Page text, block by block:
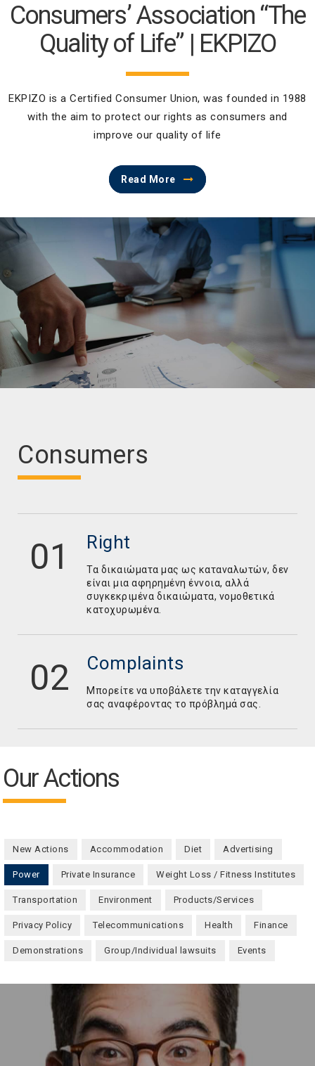
Consumers’ Association “The
Quality of Life” | EKPIZO
EKPIZO is a Certified Consumer Union, was founded in 1988
with the aim to protect our rights as consumers and
improve our quality of life
Read More
Consumers
Right
Τα δικαιώματα μας ως καταναλωτών, δεν
είναι μια αφηρημένη έννοια, αλλά
συγκεκριμένα δικαιώματα, νομοθετικά
κατοχυρωμένα.
Complaints
Mπορείτε να υποβάλετε την καταγγελία
σας αναφέροντας το πρόβλημά σας.
Our Actions
New Actions Accommodation Diet Advertising
Power(active tab)
Private Insurance Weight Loss / Fitness Institutes
Transportation Environment Products/Services
Privacy Policy Telecommunications Health Finance
Demonstrations Group/Individual lawsuits Events